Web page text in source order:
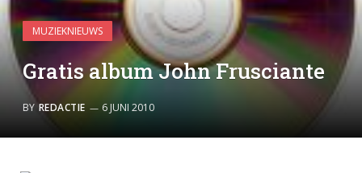
MUZIEKNIEUWS
Gratis album John Frusciante
BY REDACTIE 6 JUNI 2010